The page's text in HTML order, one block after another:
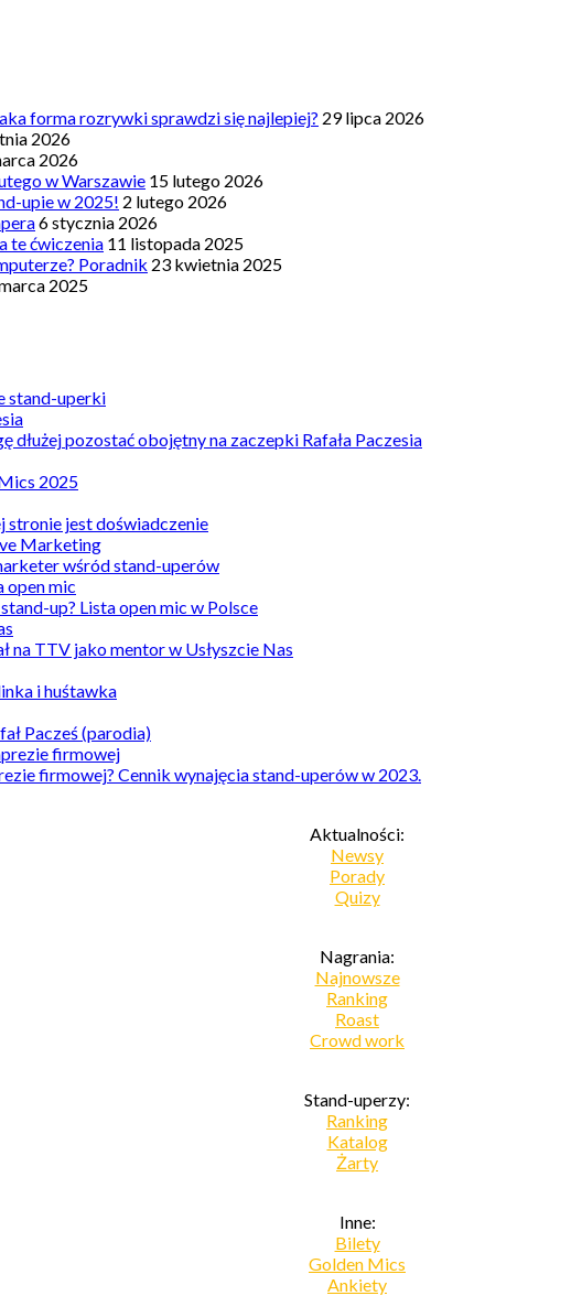
forma rozrywki sprawdzi się najlepiej? 29 lipca 2026
2026
2026
w Warszawie 15 lutego 2026
upie w 2025! 2 lutego 2026
6 stycznia 2026
te ćwiczenia 11 listopada 2025
Poradnik 23 kwietnia 2025
2025
stand-uperki
dłużej pozostać obojętny na zaczepki Rafała Paczesia
2025
jest doświadczenie
wśród stand-uperów
up? Lista open mic w Polsce
na TTV jako mentor w Usłyszcie Nas
i huśtawka
Pacześ (parodia)
firmowej? Cennik wynajęcia stand-uperów w 2023.
Aktualności:
Newsy
Porady
Quizy
Nagrania:
Najnowsze
Ranking
Roast
Crowd work
Stand-uperzy:
Ranking
Katalog
Żarty
Inne:
Bilety
Golden Mics
Ankiety